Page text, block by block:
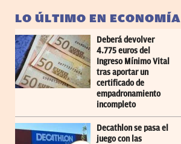
LO ÚLTIMO EN ECONOMÍA
Deberá devolver
4.775 euros del
Ingreso Mínimo Vital
tras aportar un
certificado de
empadronamiento
incompleto
Decathlon se pasa el
juego con las